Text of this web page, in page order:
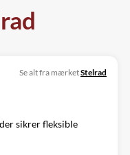
Se alt fra mærketStelrad
sikrer fleksible